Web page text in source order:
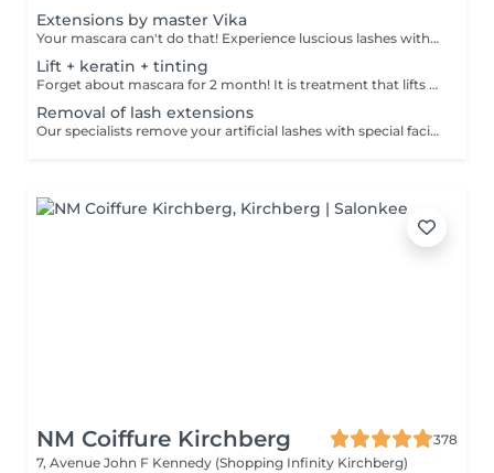
Extensions by master Vika
Your mascara can't do that! Experience luscious lashes with our professional lash extensions. Each artificial lash is expertly applied to your natural lashes, creating a fuller, longer, and darker look. Volume options: choose from 1D to 5D for the perfect fullness. Personalised choices: discuss your preferences for curves and colours with our expert. What to expect: - eye area is cleaned - tape and patches protect the skin - extensions are applied to your natural lashes - lashes are dried for a secure hold - tape and patches are removed Post-care: avoid wetting lashes for 24 hours. Frequency: schedule every 3-4 weeks.
Lift + keratin + tinting
Forget about mascara for 2 month! It is treatment that lifts and curls your natural lashes to make them look longer and give them an attractive shape that will open up your eyes. How is lash lamination done? - lashes are washed - eye pad is placed - silicone rods are placed - perming solution is applied - lifting solution is applied - noutralizing solution is applied - henna or paint is applied - keratin is applied - lashes are washed - silicone rods are removed Age restrictions: recommended to do from 14 years. Post procedure recommendations: do not wash eyelashes 24 hours after the procedure. Frequency: once in 4-6 weeks.
Removal of lash extensions
Our specialists remove your artificial lashes with special facilities. If the lashes were done in our beauty space - on your next visit for lash extensions removal will be for free.
NM Coiffure Kirchberg
378
7, Avenue John F Kennedy (Shopping Infinity Kirchberg)